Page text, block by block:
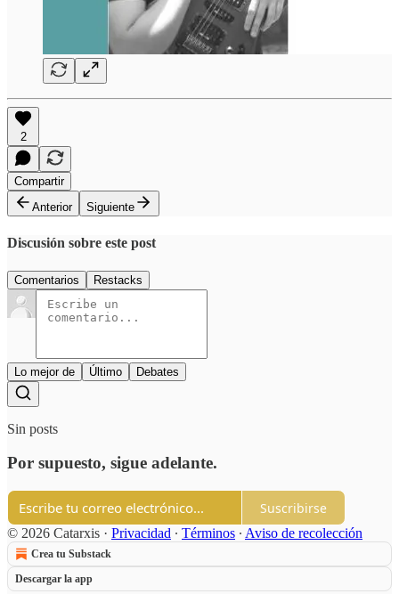
2
Compartir
Anterior
Siguiente
Discusión sobre este post
Comentarios Restacks
Lo mejor de Último Debates
Sin posts
Por supuesto, sigue adelante.
Suscribirse
© 2026 Catarxis · Privacidad ∙ Términos ∙ Aviso de recolección
Crea tu Substack
Descargar la app